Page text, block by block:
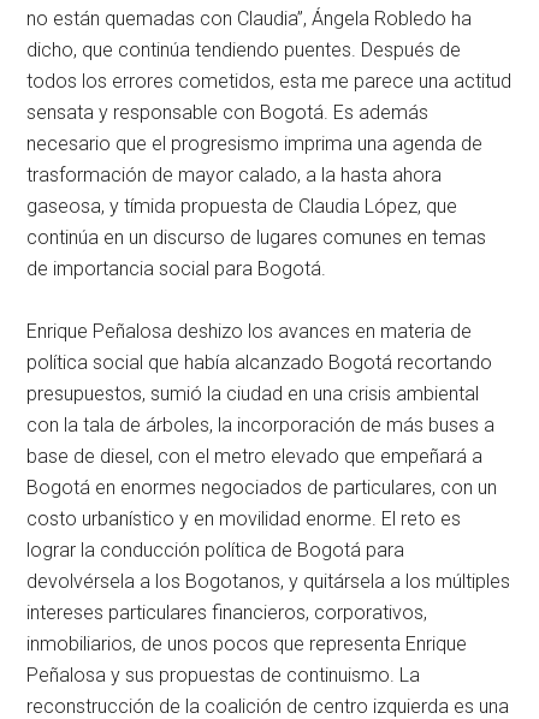
no están quemadas con Claudia”, Ángela Robledo ha
dicho, que continúa tendiendo puentes. Después de
todos los errores cometidos, esta me parece una actitud
sensata y responsable con Bogotá. Es además
necesario que el progresismo imprima una agenda de
trasformación de mayor calado, a la hasta ahora
gaseosa, y tímida propuesta de Claudia López, que
continúa en un discurso de lugares comunes en temas
de importancia social para Bogotá.
Enrique Peñalosa deshizo los avances en materia de
política social que había alcanzado Bogotá recortando
presupuestos, sumió la ciudad en una crisis ambiental
con la tala de árboles, la incorporación de más buses a
base de diesel, con el metro elevado que empeñará a
Bogotá en enormes negociados de particulares, con un
costo urbanístico y en movilidad enorme. El reto es
lograr la conducción política de Bogotá para
devolvérsela a los Bogotanos, y quitársela a los múltiples
intereses particulares financieros, corporativos,
inmobiliarios, de unos pocos que representa Enrique
Peñalosa y sus propuestas de continuismo. La
reconstrucción de la coalición de centro izquierda es una